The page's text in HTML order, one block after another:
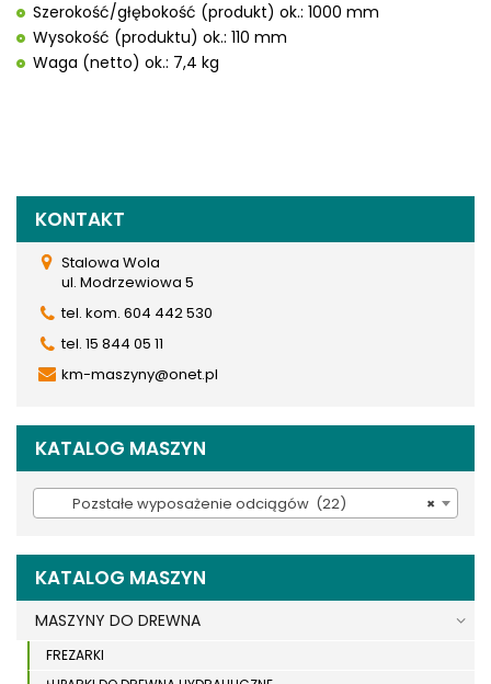
Szerokość/głębokość (produkt) ok.: 1000 mm
Wysokość (produktu) ok.: 110 mm
Waga (netto) ok.: 7,4 kg
KONTAKT
Stalowa Wola
ul. Modrzewiowa 5
tel. kom. 604 442 530
tel. 15 844 05 11
km-maszyny@onet.pl
KATALOG MASZYN
×
Pozstałe wyposażenie odciągów (22)
KATALOG MASZYN
MASZYNY DO DREWNA
FREZARKI